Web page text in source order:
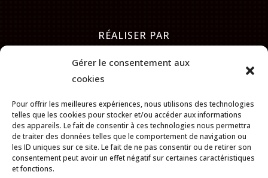
Gérer le consentement aux
cookies
Pour offrir les meilleures expériences, nous utilisons des technologies
telles que les cookies pour stocker et/ou accéder aux informations
des appareils. Le fait de consentir à ces technologies nous permettra
de traiter des données telles que le comportement de navigation ou
les ID uniques sur ce site. Le fait de ne pas consentir ou de retirer son
consentement peut avoir un effet négatif sur certaines caractéristiques
et fonctions.
RÉALISER PAR